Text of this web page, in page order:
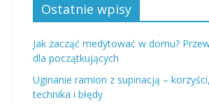
Ostatnie wpisy
Jak zacząć medytować w domu?
dla początkujących
Uginanie ramion z supinacją – korzyści,
technika i błędy